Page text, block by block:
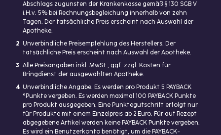
Abschlags zugunsten der Krankenkasse gemäß § 130 SGB V
i.H.v. 5% bei Rechnungsbegleichung innerhalb von zehn
Tagen. Der tatsächliche Preis erscheint nach Auswahl der
Apotheke.
2 Unverbindliche Preisempfehlung des Herstellers. Der
tatsächliche Preis erscheint nach Auswahl der Apotheke.
3 Alle Preisangaben inkl. MwSt., ggf. zzgl. Kosten für
Bringdienst der ausgewählten Apotheke.
4 Unverbindliche Angabe. Es werden pro Produkt 5 PAYBACK
°Punkte vergeben. Es werden maximal 100 PAYBACK Punkte
pro Produkt ausgegeben. Eine Punktegutschrift erfolgt nur
für Produkte mit einem Einzelpreis ab 2 Euro. Für auf Rezept
abgegebene Artikel werden keine PAYBACK Punkte vergeben.
Es wird ein Benutzerkonto benötigt, um die PAYBACK-